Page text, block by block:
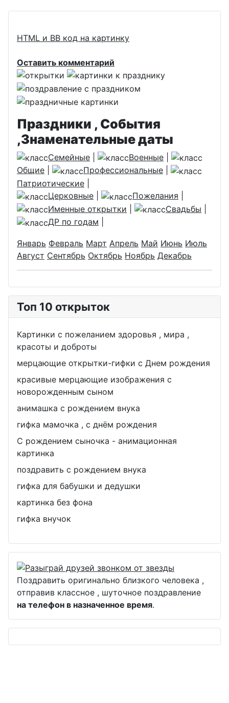
HTML и BB код на картинку
Оставить комментарий
Праздники , События
,Знаменательные даты
Семейные Военные
Общие
Профессиональные
Патриотические
Церковные
Пожелания
Именные открытки
Свадьбы
ДР по годам
Январь Февраль Март Апрель Май Июнь Июль
Август Сентябрь Октябрь Ноябрь Декабрь
Топ 10 открыток
Картинки с пожеланием здоровья , мира ,
красоты и доброты
мерцающие открытки-гифки с Днем рождения
красивые мерцающие изображения с
новорожденным сыном
анимашка с рождением внука
гифка мамочка , с днём рождения
С рождением сыночка - анимационная
картинка
поздравить с рождением внука
гифка для бабушки и дедушки
картинка без фона
гифка внучок
Поздравить оригинально близкого человека ,
отправив классное , шуточное поздравление
на телефон в назначенное время.